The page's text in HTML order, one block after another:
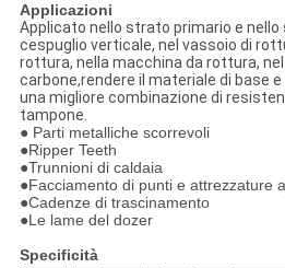
Applicazioni
Applicato nello strato primario e
cespuglio verticale, nel vassoio di
rottura, nella macchina da rottura,
carbone,rendere il materiale di base
una migliore combinazione di
tampone.
● Parti metalliche scorrevoli
●Ripper Teeth
●Trunnioni di caldaia
●Facciamento di punti e attrezzature
●Cadenze di trascinamento
●Le lame del dozer
Specificità